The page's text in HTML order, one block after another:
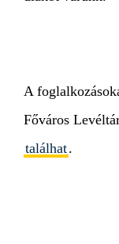
A
Főváros
találhat.